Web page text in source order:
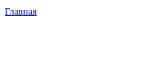
Главная